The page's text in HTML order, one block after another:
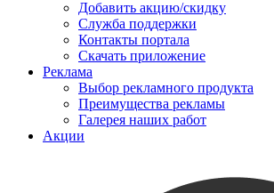
Добавить акцию/скидку
Служба поддержки
Контакты портала
Скачать приложение
Реклама
Выбор рекламного продукта
Преимущества рекламы
Галерея наших работ
Акции